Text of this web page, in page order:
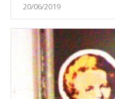
20/06/2019